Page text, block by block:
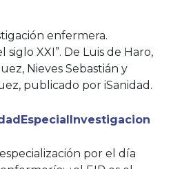
enfermera.
siglo XXI”. De Luis de Haro,
Nieves Sebastián y
publicado por iSanidad.
por el día